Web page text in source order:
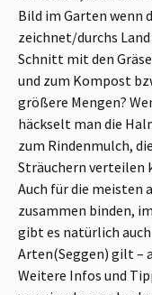
Bild im Garten wenn
zeichnet/durchs
Schnitt mit den
und zum Kompost
größere Mengen?
häckselt man die
zum Rindenmulch,
Sträuchern verteilen
Auch für die meisten
zusammen binden,
gibt es natürlich
Arten(Seggen) gilt –
Weitere Infos und